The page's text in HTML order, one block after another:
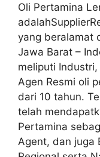
Oli Pertamina
yang beralamat
Jawa Barat –
meliputi
Agen Resmi oli
dari 10 tahun.
telah
Pertamina
Agent, dan juga